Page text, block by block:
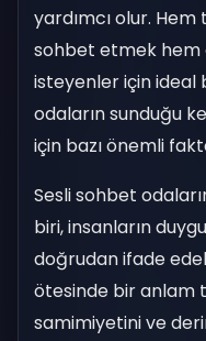
yardımcı olur.
sohbet etmek hem
isteyenler için ideal
odaların sunduğu
için bazı önemli
Sesli sohbet
biri, insanların
doğrudan ifade
ötesinde bir anlam
samimiyetini ve